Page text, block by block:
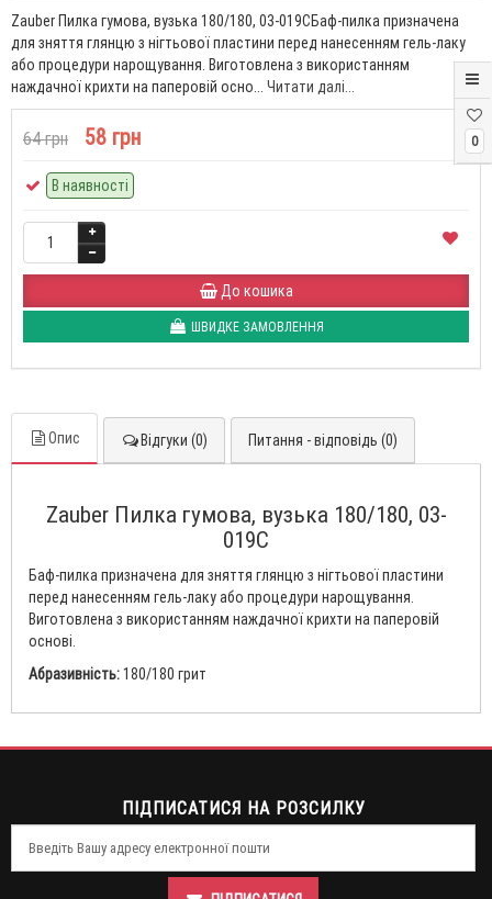
0
Zauber Пилка гумова, вузька 180/180, 03-019CБаф-пилка призначена
для зняття глянцю з нігтьової пластини перед нанесенням гель-лаку
або процедури нарощування. Виготовлена з використанням
наждачної крихти на паперовій осно... Читати далі...
64 грн 58 грн
В наявності
До кошика
ШВИДКЕ ЗАМОВЛЕННЯ
Опис Відгуки (0) Питання - відповідь (0)
Zauber Пилка гумова, вузька 180/180, 03-
019C
Баф-пилка призначена для зняття глянцю з нігтьової пластини
перед нанесенням гель-лаку або процедури нарощування.
Виготовлена з використанням наждачної крихти на паперовій
основі.
Абразивність:180/180 грит
ПІДПИСАТИСЯ НА РОЗСИЛКУ